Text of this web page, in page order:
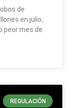
de
en julio,
peor mes de
REGULACIÓN